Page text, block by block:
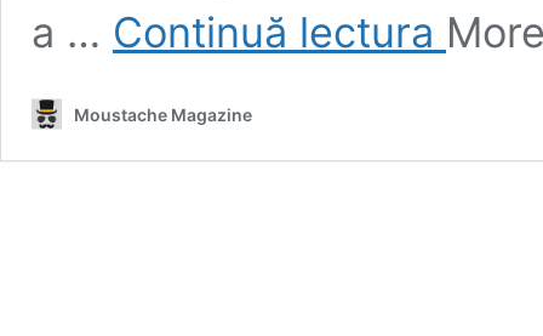
a … Continuă lectura
Neill
Blomkamp
reboot-
Moustache Magazine